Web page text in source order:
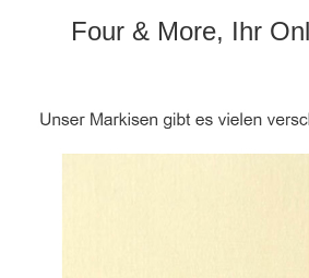
Four & More, Ihr